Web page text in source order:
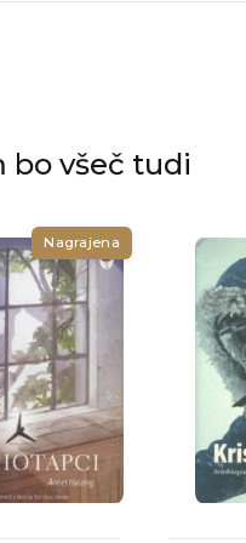
bo všeč tudi
Nagrajena